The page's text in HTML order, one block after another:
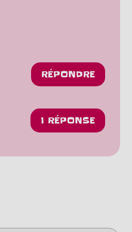
réactions
RÉPONDRE
1 RÉPONSE